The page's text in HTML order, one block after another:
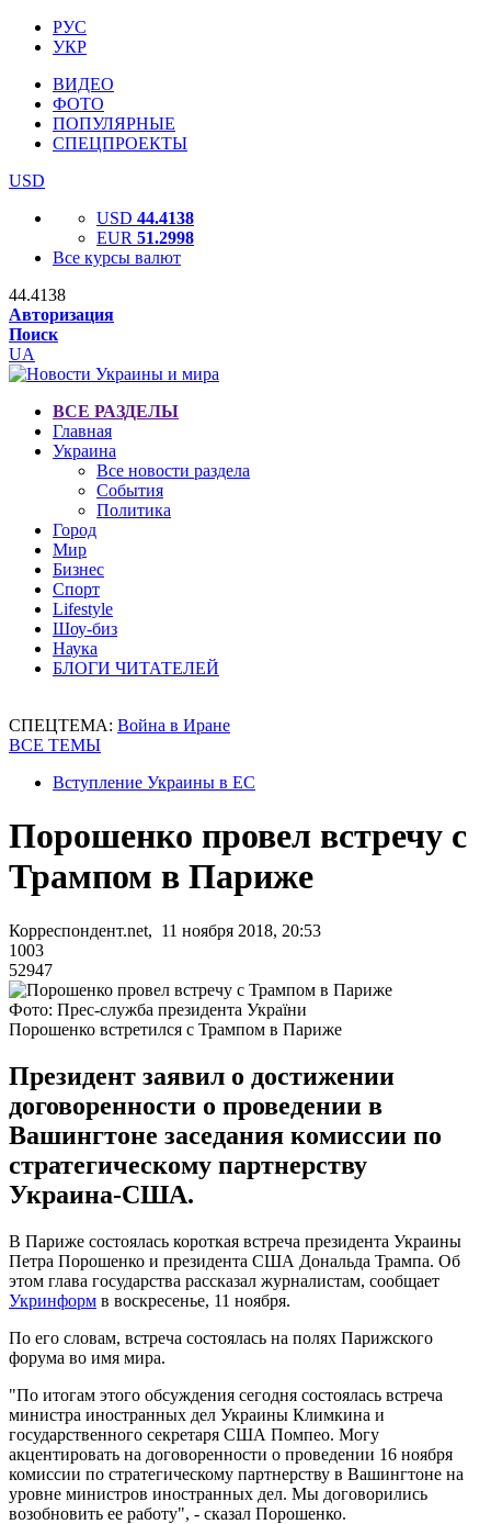
РУС
УКР
ВИДЕО
ФОТО
ПОПУЛЯРНЫЕ
СПЕЦПРОЕКТЫ
USD
USD 44.4138
EUR 51.2998
Все курсы валют
44.4138
Авторизация
Поиск
UA
ВСЕ РАЗДЕЛЫ
Главная
Украина
Все новости раздела
События
Политика
Город
Мир
Бизнес
Спорт
Lifestyle
Шоу-биз
Наука
БЛОГИ ЧИТАТЕЛЕЙ
СПЕЦТЕМА: Война в Иране
ВСЕ ТЕМЫ
Вступление Украины в ЕС
Порошенко провел встречу с
Трампом в Париже
Корреспондент.net, 11 ноября 2018, 20:53
1003
52947
Фото: Прес-служба президента України
Порошенко встретился с Трампом в Париже
Президент заявил о достижении
договоренности о проведении в
Вашингтоне заседания комиссии по
стратегическому партнерству
Украина-США.
В Париже состоялась короткая встреча президента Украины
Петра Порошенко и президента США Дональда Трампа. Об
этом глава государства рассказал журналистам, сообщает
Укринформ в воскресенье, 11 ноября.
По его словам, встреча состоялась на полях Парижского
форума во имя мира.
"По итогам этого обсуждения сегодня состоялась встреча
министра иностранных дел Украины Климкина и
государственного секретаря США Помпео. Могу
акцентировать на договоренности о проведении 16 ноября
комиссии по стратегическому партнерству в Вашингтоне на
уровне министров иностранных дел. Мы договорились
возобновить ее работу", - сказал Порошенко.